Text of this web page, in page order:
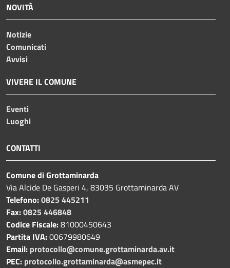
NOVITÀ
Notizie
Comunicati
Avvisi
VIVERE IL COMUNE
Eventi
Luoghi
CONTATTI
Comune di Grottaminarda
Via Alcide De Gasperi 4, 83035 Grottaminarda AV
Telefono:0825 445211
Fax:0825 446848
Codice Fiscale:81000450643
Partita IVA:00679980649
Email: protocollo@comune.grottaminarda.av.it
PEC: protocollo.grottaminarda@asmepec.it